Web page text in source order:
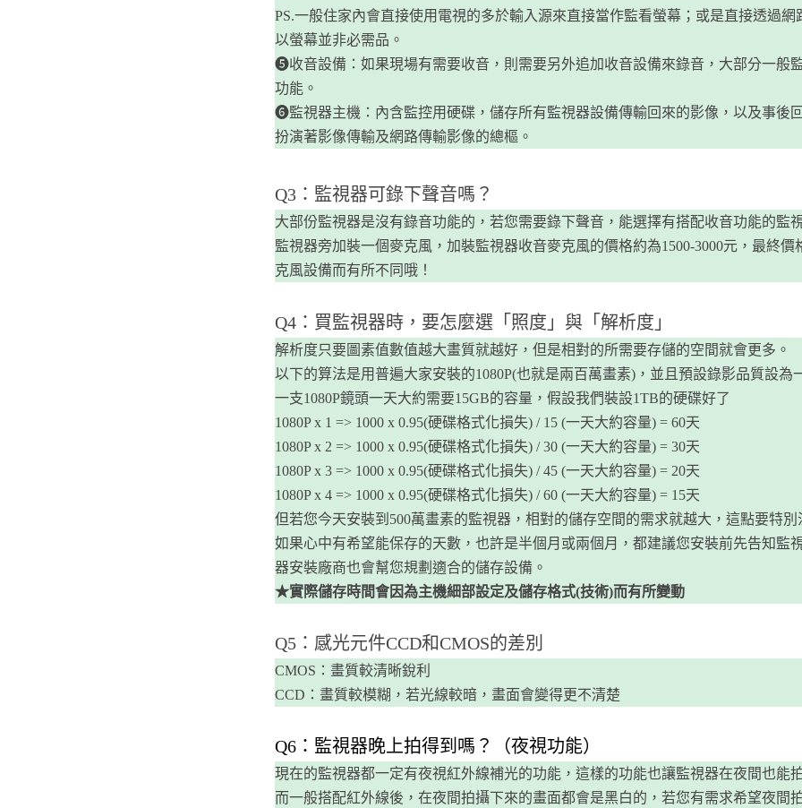
PS.一般住家內會直接使用電視的多於輸入源來直接當作監看螢幕；或是直接透過網
以螢幕並非必需品。
❺收音設備：如果現場有需要收音，則需要另外追加收音設備來錄音，大部分一般
功能。
❻監視器主機：內含監控用硬碟，儲存所有監視器設備傳輸回來的影像，以及事後
扮演著影像傳輸及網路傳輸影像的總樞。
Q3：監視器可錄下聲音嗎？
大部份監視器是沒有錄音功能的，若您需要錄下聲音，能選擇有搭配收音功能的監
監視器旁加裝一個麥克風，加裝監視器收音麥克風的價格約為1500-3000元，最終價
克風設備而有所不同哦！
Q4：買監視器時，要怎麼選「照度」與「解析度」
解析度只要圖素值數值越大畫質就越好，但是相對的所需要存儲的空間就會更多。
以下的算法是用普遍大家安裝的1080P(也就是兩百萬畫素)，並且預設錄影品質設為
一支1080P鏡頭一天大約需要15GB的容量，假設我們裝設1TB的硬碟好了
1080P x 1 => 1000 x 0.95(硬碟格式化損失) / 15 (一天大約容量) = 60天
1080P x 2 => 1000 x 0.95(硬碟格式化損失) / 30 (一天大約容量) = 30天
1080P x 3 => 1000 x 0.95(硬碟格式化損失) / 45 (一天大約容量) = 20天
1080P x 4 => 1000 x 0.95(硬碟格式化損失) / 60 (一天大約容量) = 15天
但若您今天安裝到500萬畫素的監視器，相對的儲存空間的需求就越大，這點要特別
如果心中有希望能保存的天數，也許是半個月或兩個月，都建議您安裝前先告知監
器安裝廠商也會幫您規劃適合的儲存設備。
★實際儲存時間會因為主機細部設定及儲存格式(技術)而有所變動
Q5：感光元件CCD和CMOS的差別
CMOS：畫質較清晰銳利
CCD：畫質較模糊，若光線較暗，畫面會變得更不清楚
​Q6：監視器晚上拍得到嗎？（夜視功能）
現在的監視器都一定有夜視紅外線補光的功能，這樣的功能也讓監視器在夜間也能
而一般搭配紅外線後，在夜間拍攝下來的畫面都會是黑白的，若您有需求希望夜間